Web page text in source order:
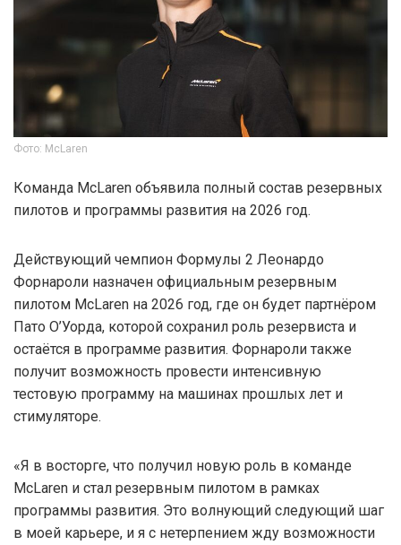
Фото: McLaren
Команда McLaren объявила полный состав резервных
пилотов и программы развития на 2026 год.
Действующий чемпион Формулы 2 Леонардо
Форнароли назначен официальным резервным
пилотом McLaren на 2026 год, где он будет партнёром
Пато О’Уорда, которой сохранил роль резервиста и
остаётся в программе развития. Форнароли также
получит возможность провести интенсивную
тестовую программу на машинах прошлых лет и
стимуляторе.
«Я в восторге, что получил новую роль в команде
McLaren и стал резервным пилотом в рамках
программы развития. Это волнующий следующий шаг
в моей карьере, и я с нетерпением жду возможности